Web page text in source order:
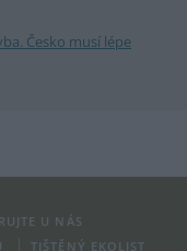
Česko musí lépe
U NÁS
TIŠTĚNÝ EKOLIST